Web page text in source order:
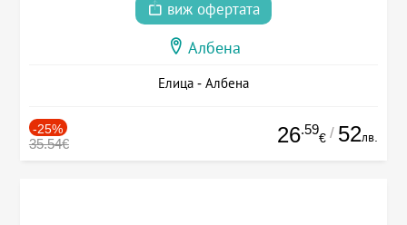
виж офертата
Албена
Елица - Албена
-25%
35.54€ 26.59
€ / 52лв.